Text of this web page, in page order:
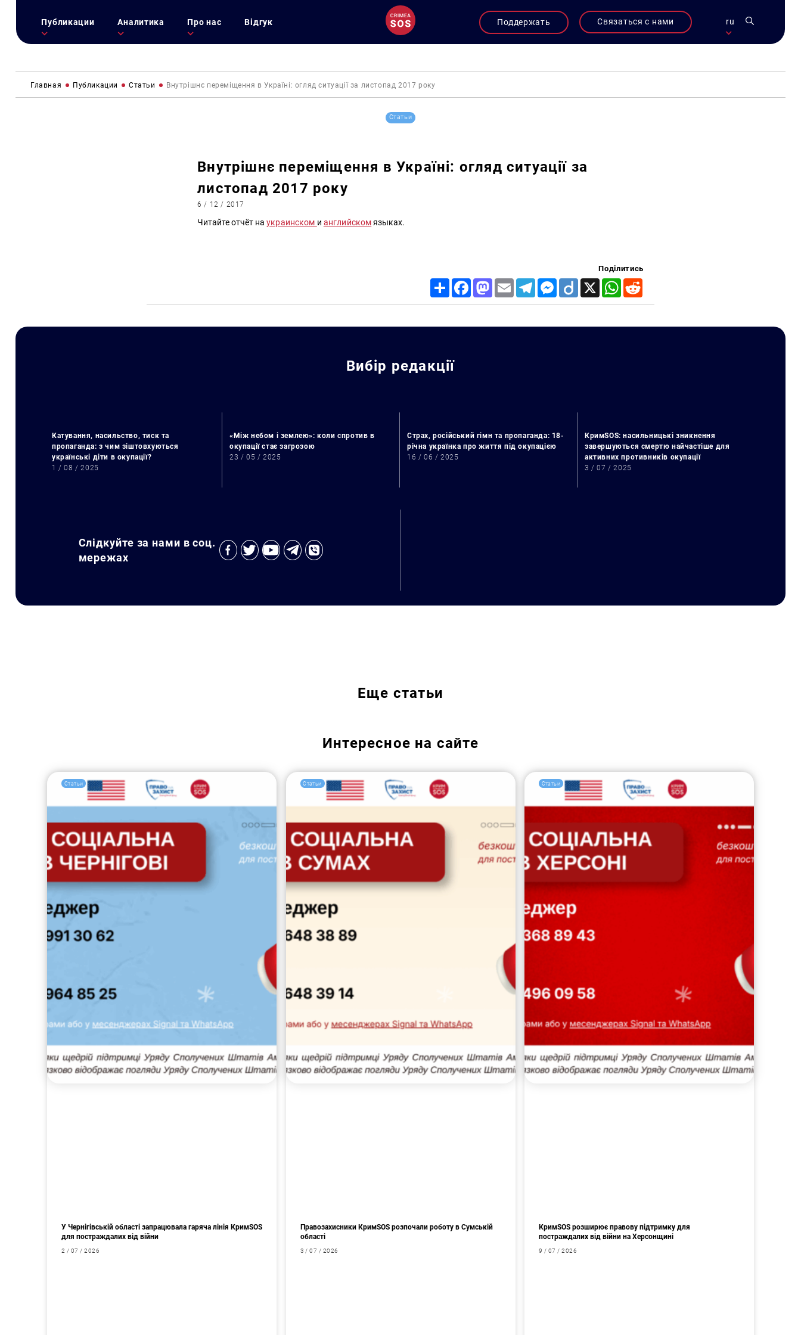
Публикации Аналитика Про нас Відгук Поддержать Связаться с нами ru
Главная Публикации Статьи Внутрішнє переміщення в Україні: огляд ситуації за листопад 2017 року
Статьи
Внутрішнє переміщення в Україні: огляд ситуації за
листопад 2017 року
6 / 12 / 2017
Читайте отчёт наукраинском и английскомязыках.
Поділитись
Share FacebookMastodon
Email TelegramMessenger
Diigo X WhatsApp
Вибір редакції
Катування, насильство, тиск та
пропаганда: з чим зіштовхуються
українські діти в окупації?
1 / 08 / 2025
«Між небом і землею»: коли спротив в
окупації стає загрозою
23 / 05 / 2025
Страх, російський гімн та пропаганда: 18-
річна українка про життя під окупацією
16 / 06 / 2025
КримSOS: насильницькі зникнення
завершуються смертю найчастіше для
активних противників окупації
3 / 07 / 2025
Слідкуйте за нами в соц.
мережах
Еще статьи
Интересное на сайте
Статьи
У Чернігівській області запрацювала гаряча лінія КримSOS
для постраждалих від війни
2 / 07 / 2026
Статьи
Правозахисники КримSOS розпочали роботу в Сумській
області
3 / 07 / 2026
Статьи
КримSOS розширює правову підтримку для
постраждалих від війни на Херсонщині
9 / 07 / 2026